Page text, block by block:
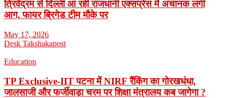
त्रिवेंद्रम से दिल्ली आ रही राजधानी एक्सप्रेस में अचानक लगी
आग, फायर ब्रिगेड टीम मौके पर
May 17, 2026
Desk Takshakapost
Education
TP Exclusive-IIT पटना में NIRF रैंकिंग का गोरखधंधा,
जालसाजी और फर्जीवाड़ा चरम पर शिक्षा मंत्रालय कब जागेगा ?